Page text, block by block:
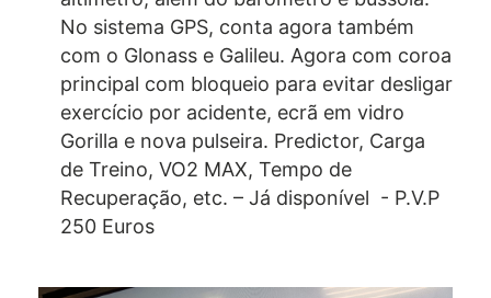
No sistema GPS, conta agora também
com o Glonass e Galileu. Agora com coroa
principal com bloqueio para evitar desligar
exercício por acidente, ecrã em vidro
Gorilla e nova pulseira. Predictor, Carga
de Treino, VO2 MAX, Tempo de
Recuperação, etc. – Já disponível - P.V.P
250 Euros